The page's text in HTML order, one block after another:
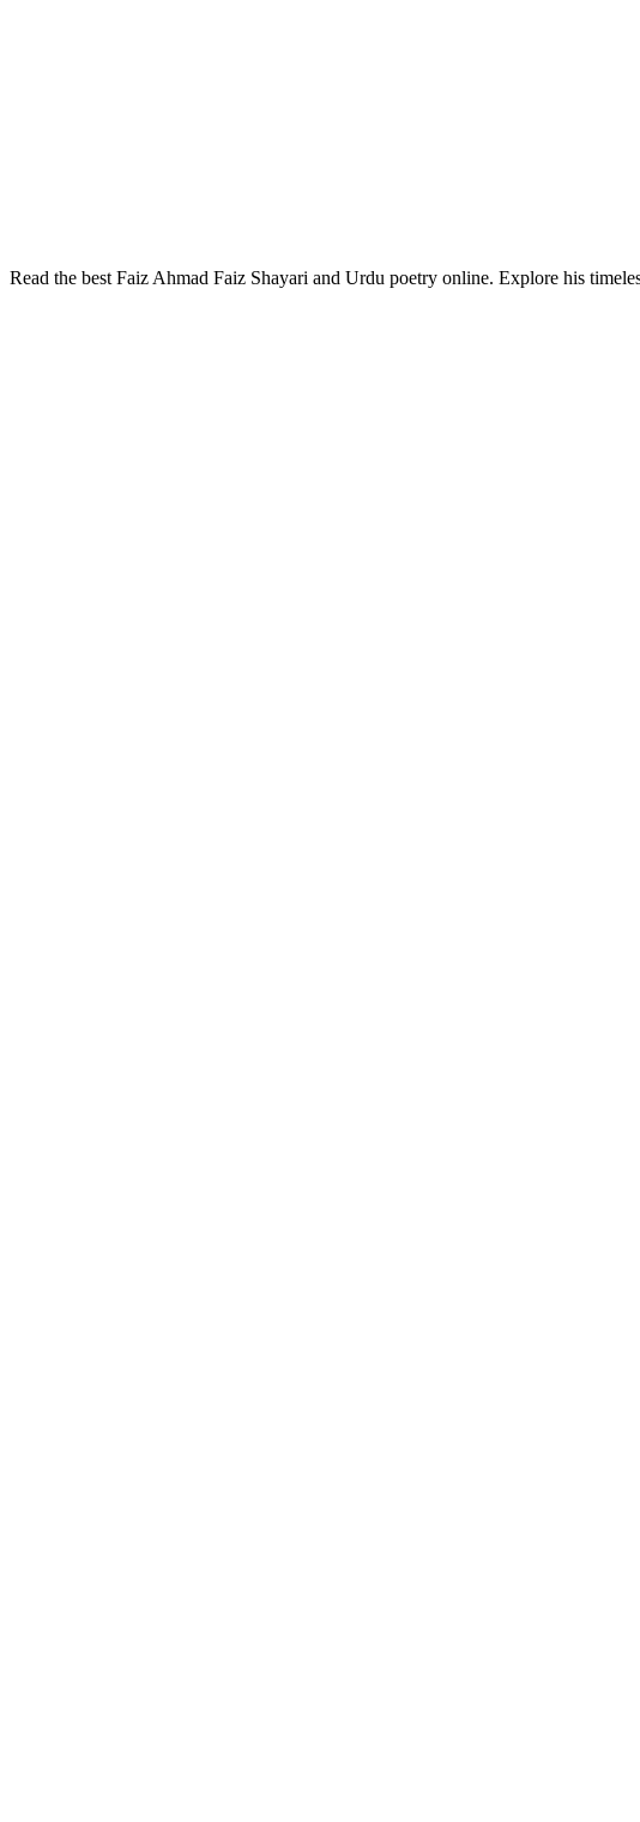
Read the best Faiz Ahmad Faiz Shayari and Urdu poetry online. Explore his